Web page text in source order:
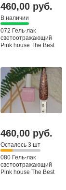
460,00 руб.
В наличии
072 Гель-лак
светоотражающий
Pink house The Best
460,00 руб.
Осталось 3 шт
080 Гель-лак
светоотражающий
Pink house The Best